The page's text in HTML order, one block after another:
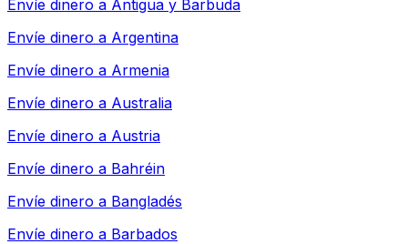
Envíe dinero a Antigua y Barbuda
Envíe dinero a Argentina
Envíe dinero a Armenia
Envíe dinero a Australia
Envíe dinero a Austria
Envíe dinero a Bahréin
Envíe dinero a Bangladés
Envíe dinero a Barbados